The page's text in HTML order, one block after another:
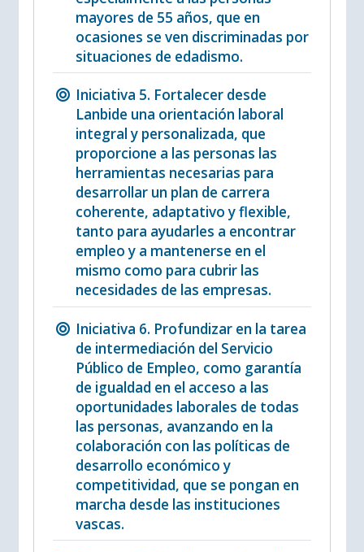
mayores de 55 años, que en
ocasiones se ven discriminadas por
situaciones de edadismo.
Iniciativa 5. Fortalecer desde
Lanbide una orientación laboral
integral y personalizada, que
proporcione a las personas las
herramientas necesarias para
desarrollar un plan de carrera
coherente, adaptativo y flexible,
tanto para ayudarles a encontrar
empleo y a mantenerse en el
mismo como para cubrir las
necesidades de las empresas.
Iniciativa 6. Profundizar en la tarea
de intermediación del Servicio
Público de Empleo, como garantía
de igualdad en el acceso a las
oportunidades laborales de todas
las personas, avanzando en la
colaboración con las políticas de
desarrollo económico y
competitividad, que se pongan en
marcha desde las instituciones
vascas.